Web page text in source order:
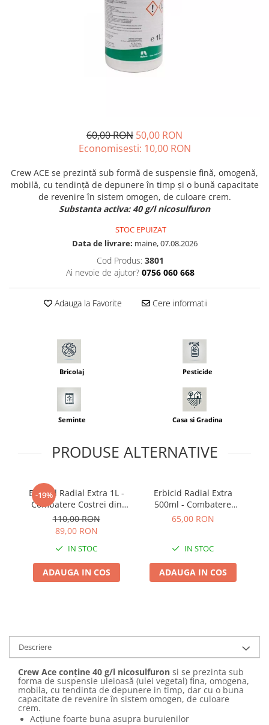
Seminte de Leustean
Seminte de praz
Seminte dovleac decorativ
Seminte dovlecel / dovleac
Seminte mazare
Seminte pastarnac
Seminte plante aromatice
Seminte ridichi
Seminte salata
Seminte sfecla
Seminte telina
Seminte varza
Seminte Vinete
Seminte zucchini
Seminte Legume Profesionale
Seminte trifoi
Pila motofierastrau / drujba
Spray si intretinere
Vinificatie
Hranitoare/ Adapatoare
Lama motofierastrau / drujba
Lant motofierastrau / drujba
Lubrifianti
Masca de sudura & accesori
Motocoasa si consumabile /
Rulete masurat
Scule electrice
Set chei combinate
60,00 RON 50,00 RON
Economisesti: 10,00 RON
Crew ACE se prezintă sub formă de suspensie fină, omogenă,
mobilă, cu tendinţă de depunere în timp şi o bună capacitate
de revenire în sistem omogen, de culoare crem.
Substanta activa: 40 g/l nicosulfuron
STOC EPUIZAT
Data de livrare: maine, 07.08.2026
Cod Produs: 3801
Ai nevoie de ajutor? 0756 060 668
Adauga la Favorite Cere informatii
Bricolaj Pesticide
Seminte Casa si Gradina
PRODUSE ALTERNATIVE
-19%
Erbicid Radial Extra 1L -
Combatere Costrei din
Rizomi in Cultura de
Porumb
110,00 RON
89,00 RON
IN STOC
ADAUGA IN COS
Erbicid Radial Extra
500ml - Combatere
Costrei si Graminee in
65,00 RON
IN STOC
ADAUGA IN COS
Descriere
Crew Ace conţine 40 g/l nicosulfuron si se prezinta sub
forma de suspensie uleioasă (ulei vegetal) fina, omogena,
mobila, cu tendinta de depunere in timp, dar cu o buna
capacitate de revenire în sistem omogen, de culoare
crem.
Acţiune foarte buna asupra buruienilor